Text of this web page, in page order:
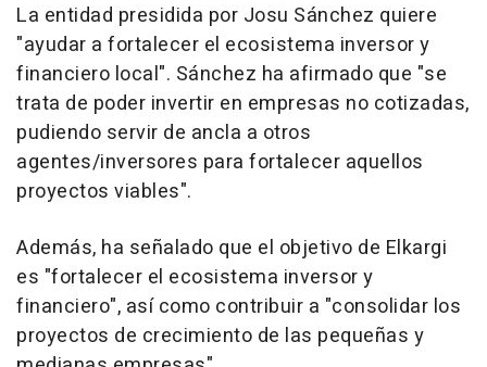
La entidad presidida por Josu Sánchez quiere
"ayudar a fortalecer el ecosistema inversor y
financiero local". Sánchez ha afirmado que "se
trata de poder invertir en empresas no cotizadas,
pudiendo servir de ancla a otros
agentes/inversores para fortalecer aquellos
proyectos viables".
Además, ha señalado que el objetivo de Elkargi
es "fortalecer el ecosistema inversor y
financiero", así como contribuir a "consolidar los
proyectos de crecimiento de las pequeñas y